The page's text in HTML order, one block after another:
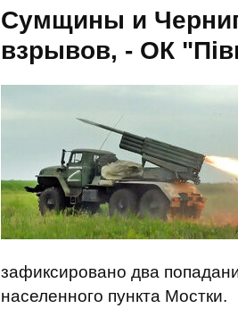
Сумщины и
взрывов, - ОК
зафиксировано два
населенного пункта Мостки.